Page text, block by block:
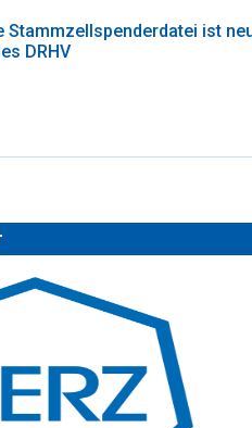
Stammzellspenderdatei ist
DRHV